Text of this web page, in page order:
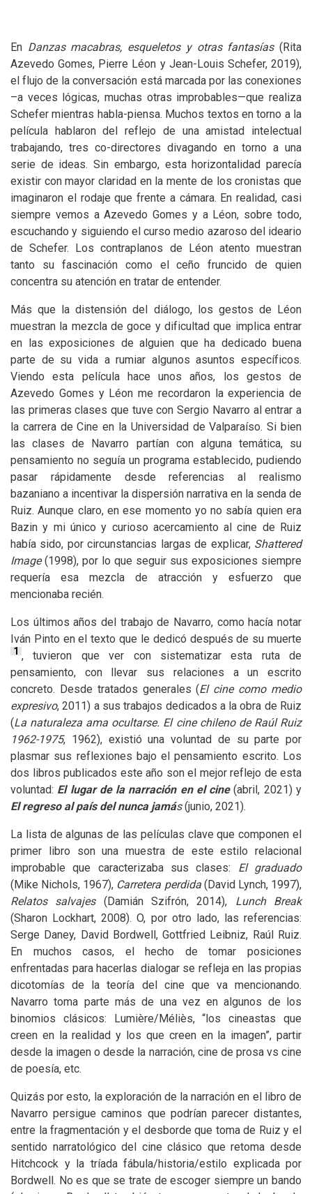
En Danzas macabras, esqueletos y otras fantasías(Rita
Azevedo Gomes, Pierre Léon y Jean-Louis Schefer, 2019),
el flujo de la conversación está marcada por las conexiones
–a veces lógicas, muchas otras improbables—que realiza
Schefer mientras habla-piensa. Muchos textos en torno a la
película hablaron del reflejo de una amistad intelectual
trabajando, tres co-directores divagando en torno a una
serie de ideas. Sin embargo, esta horizontalidad parecía
existir con mayor claridad en la mente de los cronistas que
imaginaron el rodaje que frente a cámara. En realidad, casi
siempre vemos a Azevedo Gomes y a Léon, sobre todo,
escuchando y siguiendo el curso medio azaroso del ideario
de Schefer. Los contraplanos de Léon atento muestran
tanto su fascinación como el ceño fruncido de quien
concentra su atención en tratar de entender.
Más que la distensión del diálogo, los gestos de Léon
muestran la mezcla de goce y dificultad que implica entrar
en las exposiciones de alguien que ha dedicado buena
parte de su vida a rumiar algunos asuntos específicos.
Viendo esta película hace unos años, los gestos de
Azevedo Gomes y Léon me recordaron la experiencia de
las primeras clases que tuve con Sergio Navarro al entrar a
la carrera de Cine en la Universidad de Valparaíso. Si bien
las clases de Navarro partían con alguna temática, su
pensamiento no seguía un programa establecido, pudiendo
pasar rápidamente desde referencias al realismo
bazaniano a incentivar la dispersión narrativa en la senda de
Ruiz. Aunque claro, en ese momento yo no sabía quien era
Bazin y mi único y curioso acercamiento al cine de Ruiz
había sido, por circunstancias largas de explicar, Shattered
Image(1998), por lo que seguir sus exposiciones siempre
requería esa mezcla de atracción y esfuerzo que
mencionaba recién.
Los últimos años del trabajo de Navarro, como hacía notar
Iván Pinto en el texto que le dedicó después de su muerte
1 , tuvieron que ver con sistematizar esta ruta de
pensamiento, con llevar sus relaciones a un escrito
concreto. Desde tratados generales (El cine como medio
expresivo, 2011) a sus trabajos dedicados a la obra de Ruiz
(La naturaleza ama ocultarse. El cine chileno de Raúl Ruiz
1962-1975, 1962), existió una voluntad de su parte por
plasmar sus reflexiones bajo el pensamiento escrito. Los
dos libros publicados este año son el mejor reflejo de esta
voluntad: El lugar de la narración en el cine(abril, 2021) y
El regreso al país del nunca jamás(junio, 2021).
La lista de algunas de las películas clave que componen el
primer libro son una muestra de este estilo relacional
improbable que caracterizaba sus clases: El graduado
(Mike Nichols, 1967), Carretera perdida (David Lynch, 1997),
Relatos salvajes (Damián Szifrón, 2014), Lunch Break
(Sharon Lockhart, 2008). O, por otro lado, las referencias:
Serge Daney, David Bordwell, Gottfried Leibniz, Raúl Ruiz.
En muchos casos, el hecho de tomar posiciones
enfrentadas para hacerlas dialogar se refleja en las propias
dicotomías de la teoría del cine que va mencionando.
Navarro toma parte más de una vez en algunos de los
binomios clásicos: Lumière/Méliès, “los cineastas que
creen en la realidad y los que creen en la imagen”, partir
desde la imagen o desde la narración, cine de prosa vs cine
de poesía, etc.
Quizás por esto, la exploración de la narración en el libro de
Navarro persigue caminos que podrían parecer distantes,
entre la fragmentación y el desborde que toma de Ruiz y el
sentido narratológico del cine clásico que retoma desde
Hitchcock y la tríada fábula/historia/estilo explicada por
Bordwell. No es que se trate de escoger siempre un bando